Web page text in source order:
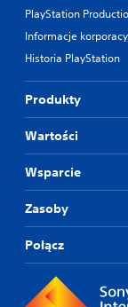
PlayStation
Informacje
Historia PlayStation
Produkty
Wartości
Wsparcie
Zasoby
Połącz